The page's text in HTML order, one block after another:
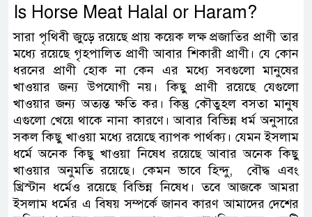
Is Horse Meat Halal or Haram?
সারা পৃথিবী জুড়ে রয়েছে প্রায় কয়েক লক্ষ প্রজাতির প্রাণী তার
মধ্যে রয়েছে গৃহপালিত প্রাণী আবার শিকারী প্রাণী। যে কোন
ধরনের প্রাণী হোক না কেন এর মধ্যে সবগুলো মানুষের
খাওয়ার জন্য উপযোগী নয়। কিছু প্রাণী রয়েছে যেগুলো
খাওয়ার জন্য অত্যন্ত ক্ষতি কর। কিন্তু কৌতুহল বসতা মানুষ
এগুলো খেয়ে থাকে নানা কারণে। আবার বিভিন্ন ধর্ম অনুসারে
সকল কিছু খাওয়া মধ্যে রয়েছে ব্যাপক পার্থক্য। যেমন ইসলাম
ধর্মে অনেক কিছু খাওয়া নিষেধ রয়েছে আবার অনেক কিছু
খাওয়ার অনুমতি রয়েছে। কেমন ভাবে হিন্দু, ‌ বৌদ্ধ এবং
খ্রিস্টান ধর্মেও রয়েছে বিভিন্ন নিষেধ। তবে আজকে আমরা
ইসলাম ধর্মের এ বিষয় সম্পর্কে জানব কারণ আমাদের দেশের